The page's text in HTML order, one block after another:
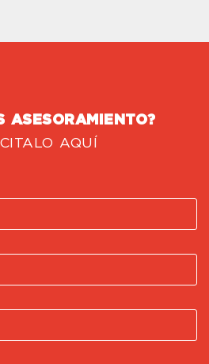
ASESORAMIENTO?
AQUÍ